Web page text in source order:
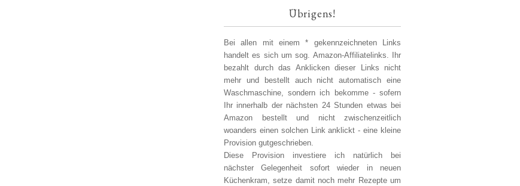
Übrigens!
Bei allen mit einem * gekennzeichneten Links
handelt es sich um sog. Amazon-Affiliatelinks. Ihr
bezahlt durch das Anklicken dieser Links nicht
mehr und bestellt auch nicht automatisch eine
Waschmaschine, sondern ich bekomme - sofern
Ihr innerhalb der nächsten 24 Stunden etwas bei
Amazon bestellt und nicht zwischenzeitlich
woanders einen solchen Link anklickt - eine kleine
Provision gutgeschrieben.
Diese Provision investiere ich natürlich bei
nächster Gelegenheit sofort wieder in neuen
Küchenkram, setze damit noch mehr Rezepte um